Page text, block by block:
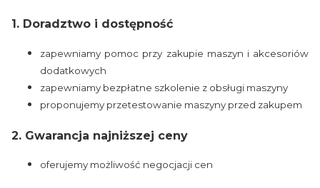
1. Doradztwo i dostępność
zapewniamy pomoc przy zakupie maszyn i akcesoriów
dodatkowych
zapewniamy bezpłatne szkolenie z obsługi maszyny
proponujemy przetestowanie maszyny przed zakupem
2. Gwarancja najniższej ceny
oferujemy możliwość negocjacji cen